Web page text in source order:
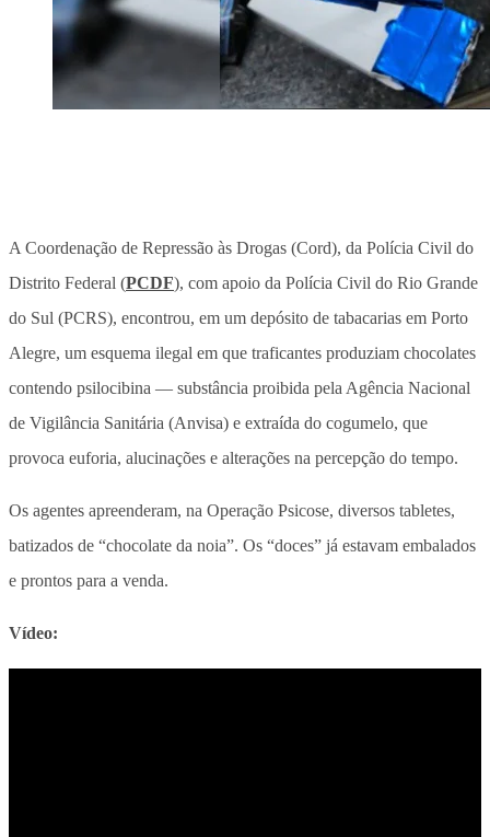
A Coordenação de Repressão às Drogas (Cord), da Polícia Civil do
Distrito Federal (PCDF), com apoio da Polícia Civil do Rio Grande
do Sul (PCRS), encontrou, em um depósito de tabacarias em Porto
Alegre, um esquema ilegal em que traficantes produziam chocolates
contendo psilocibina — substância proibida pela Agência Nacional
de Vigilância Sanitária (Anvisa) e extraída do cogumelo, que
provoca euforia, alucinações e alterações na percepção do tempo.
Os agentes apreenderam, na Operação Psicose, diversos tabletes,
batizados de “chocolate da noia”. Os “doces” já estavam embalados
e prontos para a venda.
Vídeo: